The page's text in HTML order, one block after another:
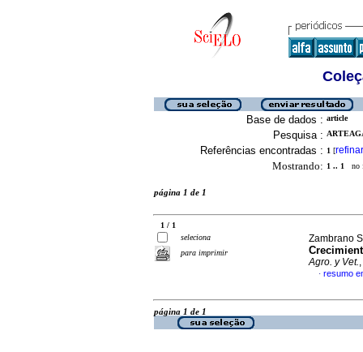
Base de dados : article
Pesquisa :
Referências encontradas : 1 [refinar
Mostrando: 1 .. 1 no
página 1 de 1
1 / 1
seleciona
para imprimir
Zambrano
Agro. y Vet.
· resumo
página 1 de 1